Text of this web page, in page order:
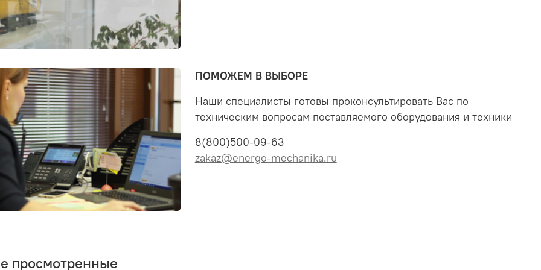
ПОМОЖЕМ В ВЫБОРЕ
Наши специалисты готовы проконсультировать Вас по
техническим вопросам поставляемого оборудования и техники
8(800)500-09-63
zakaz@energo-mechanika.ru
просмотренные